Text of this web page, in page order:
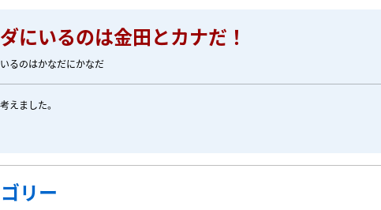
にいるのは金田とカナだ！
るのはかなだにかなだ
えました。
リー